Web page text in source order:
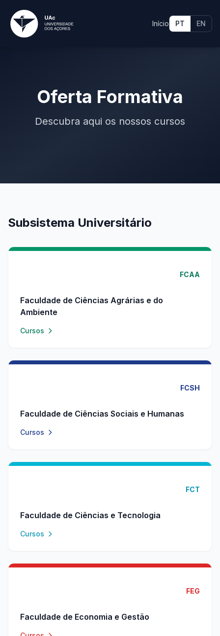
Início PT EN
Oferta Formativa
Descubra aqui os nossos cursos
Subsistema Universitário
FCAA
Faculdade de Ciências Agrárias e do
Ambiente
Cursos
FCSH
Faculdade de Ciências Sociais e Humanas
Cursos
FCT
Faculdade de Ciências e Tecnologia
Cursos
FEG
Faculdade de Economia e Gestão